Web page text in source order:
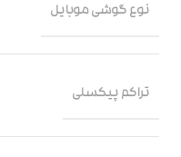
نوع گوشی موبایل
تراکم پیکسلی